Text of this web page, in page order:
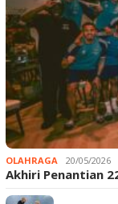
OLAHRAGA 20/05/2026
Akhiri Penantian